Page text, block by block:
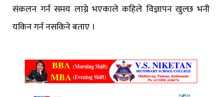
संकलन गर्न समय लाग्ने भएकाले कहिले विज्ञापन खुल्छ भनी
यकिन गर्न नसकिने बताए ।